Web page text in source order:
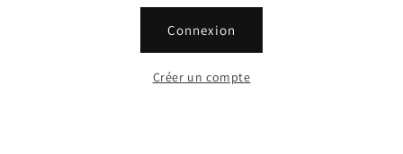
Connexion
Créer un compte